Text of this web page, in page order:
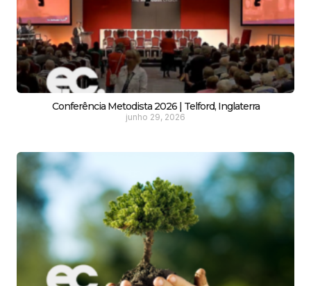
Conferência Metodista 2026 | Telford, Inglaterra
junho 29, 2026